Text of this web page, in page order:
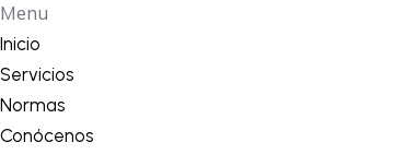
Menu
Inicio
Servicios
Normas
Conócenos